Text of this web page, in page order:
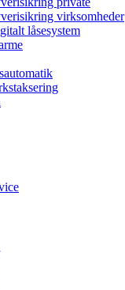
virksomheder
låsesystem